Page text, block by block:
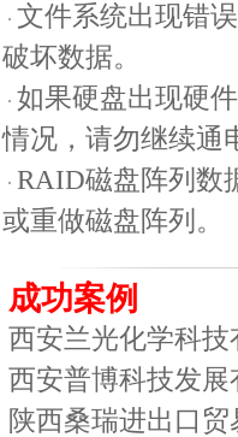
文件系统出现错
破坏数据。
如果硬盘出现硬
情况，请勿继续通
RAID磁盘阵列数
或重做磁盘阵列。
成功案例
西安兰光化学科
西安普博科技发
陕西桑瑞进出口